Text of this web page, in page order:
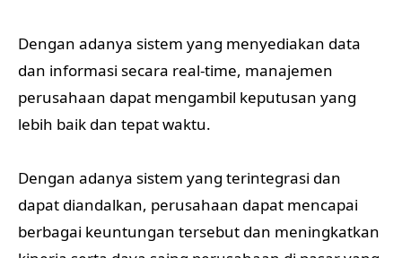
Dengan adanya sistem yang menyediakan data
dan informasi secara real-time, manajemen
perusahaan dapat mengambil keputusan yang
lebih baik dan tepat waktu.
Dengan adanya sistem yang terintegrasi dan
dapat diandalkan, perusahaan dapat mencapai
berbagai keuntungan tersebut dan meningkatkan